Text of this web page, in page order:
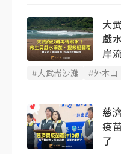
大
戲
岸
學
#大武崙沙灘 #外木山
慈
疫
了